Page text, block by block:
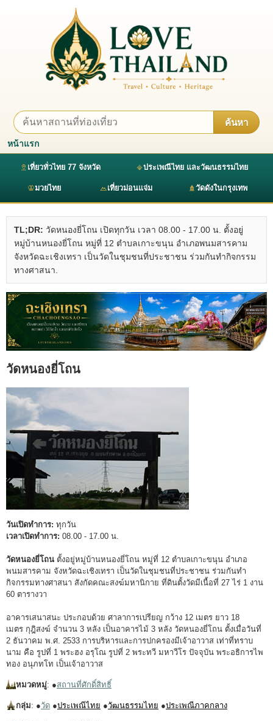
ค้นหา
หน้าแรก
เที่ยวทั่วไทย 77 จังหวัด ประเพณีไทย และวัฒนธรรมไทย
มวยไทย เที่ยวม่อนแจ่ม วัดดังในกรุงเทพ
TL;DR: วัดหนองยี่โถน เปิดทุกวัน เวลา 08.00 - 17.00 น. ตั้งอยู่
หมู่บ้านหนองยี่โถน หมู่ที่ 12 ตำบลเกาะขนุน อำเภอพนมสารคาม
จังหวัดฉะเชิงเทรา เป็นวัดในชุมชนที่ประชาชน ร่วมกันทำกิจกรรม
ทางศาสนา.
วัดหนองยี่โถน
วันเปิดทำการ: ทุกวัน
เวลาเปิดทำการ: 08.00 - 17.00 น.
วัดหนองยี่โถน ตั้งอยู่หมู่บ้านหนองยี่โถน หมู่ที่ 12 ตำบลเกาะขนุน อำเภอ
พนมสารคาม จังหวัดฉะเชิงเทรา เป็นวัดในชุมชนที่ประชาชน ร่วมกันทำ
กิจกรรมทางศาสนา สังกัดคณะสงฆ์มหานิกาย ที่ดินตั้งวัดมีเนื้อที่ 27 ไร่ 1 งาน
60 ตารางวา
อาคารเสนาสนะ ประกอบด้วย ศาลาการเปรียญ กว้าง 12 เมตร ยาว 18
เมตร กุฎิสงฆ์ จำนวน 3 หลัง เป็นอาคารไม้ 3 หลัง วัดหนองยี่โถน ตั้งเมื่อวันที่
2 ธันวาคม พ.ศ. 2533 การบริหารและการปกครองมีเจ้าอาวาส เท่าที่ทราบ
นาม คือ รูปที่ 1 พระฮง อรุโณ รูปที่ 2 พระทวี มหาวีโร ปัจจุบัน พระอธิการไพ
ทอง อนุภทโท เป็นเจ้าอาวาส
หมวดหมู่: ●สถานที่ศักดิ์สิทธิ์
กลุ่ม: ●วัด ●ประเพณีไทย ●วัฒนธรรมไทย ●ประเพณีภาคกลาง